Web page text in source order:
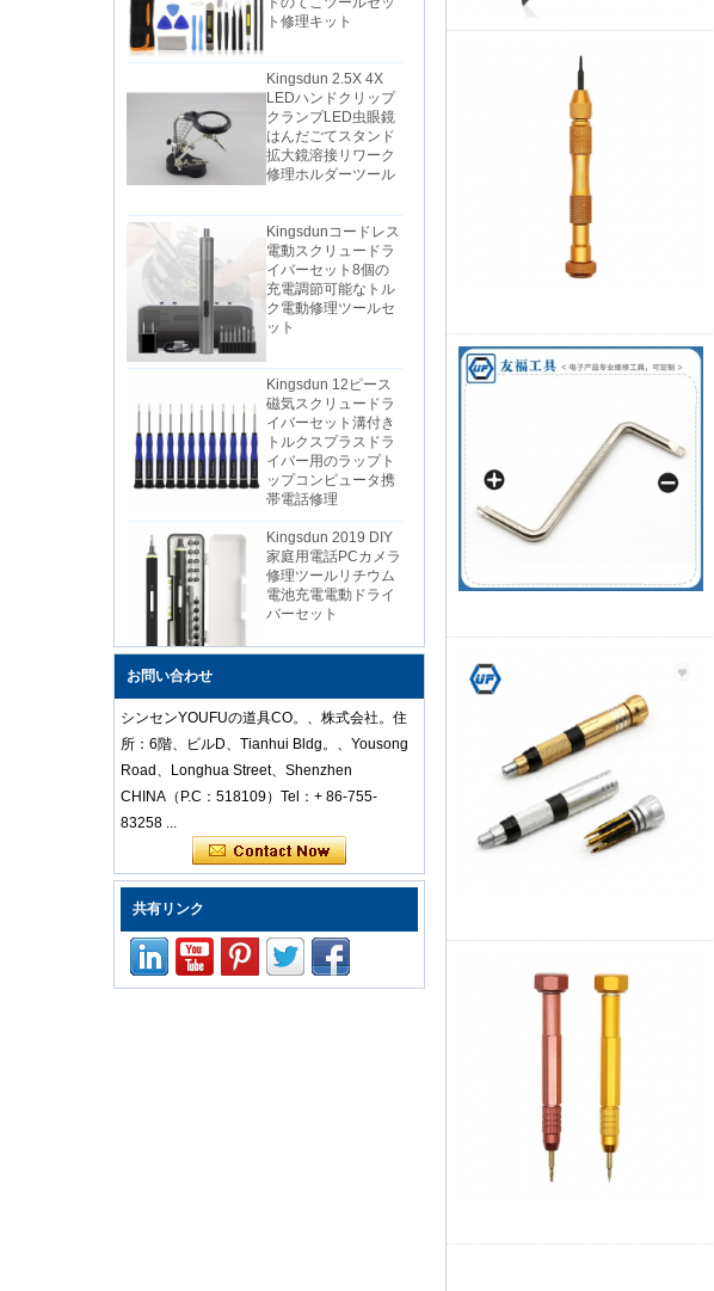
LEDハンドクリップ
クランプLED虫眼鏡
はんだごてスタンド
拡大鏡溶接リワーク
修理ホルダーツール
電動スクリュードラ
イバーセット8個の
充電調節可能なトル
ク電動修理ツールセ
ット
Kingsdun 12ピース
磁気スクリュードラ
イバーセット溝付き
トルクスプラスドラ
イバー用のラップト
ップコンピュータ携
帯電話修理
家庭用電話PCカメラ
修理ツールリチウム
電池充電電動ドライ
バーセット
電防止ステンレス鋼
ピンセットセットモ
バイルラップトップ
修理
機能磁気プロ家庭用
ドライバーセット修
理コンピューターツ
ED-80625 iPhoneお
よび小型電子製品用
お問い合わせ
シンセンYOUFUの道具CO。、株式会社。住
所：6階、ビルD、Tianhui Bldg。、Yousong
Road、Longhua Street、Shenzhen
CHINA（P.C：518109）Tel：+ 86-755-
83258 ...
共有リンク